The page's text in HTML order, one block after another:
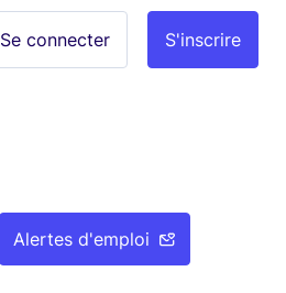
S'inscrire
Se connecter
Alertes d'emploi